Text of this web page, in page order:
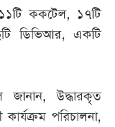
ককটেল, ১৭টি
ডিভিআর, একটি
উদ্ধারকৃত
পরিচালনা,